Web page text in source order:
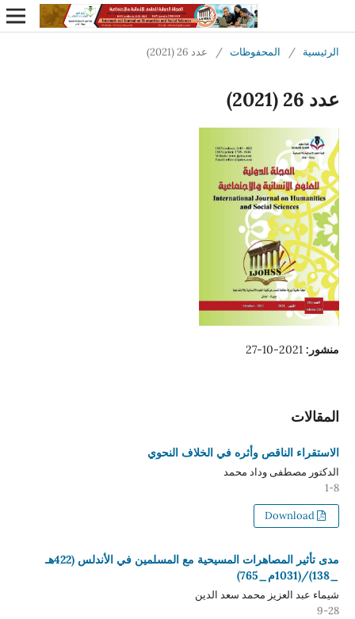
الرئيسية / المحفوظات / عدد 26 (2021)
عدد 26 (2021)
منشور: 2021-10-27
المقالات
الاستقراء الناقص وأثره في الخلاف النحوي
الدكتور مصطفى وداد محمد
1-8
Download
مدى تأثير المصاهرات المسيحية مع المسلمين في الأندلس (422هـ
شيماء عبد العزيز محمد سعد الدين
9-28